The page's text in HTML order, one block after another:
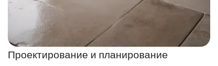
Проектирование и планирование